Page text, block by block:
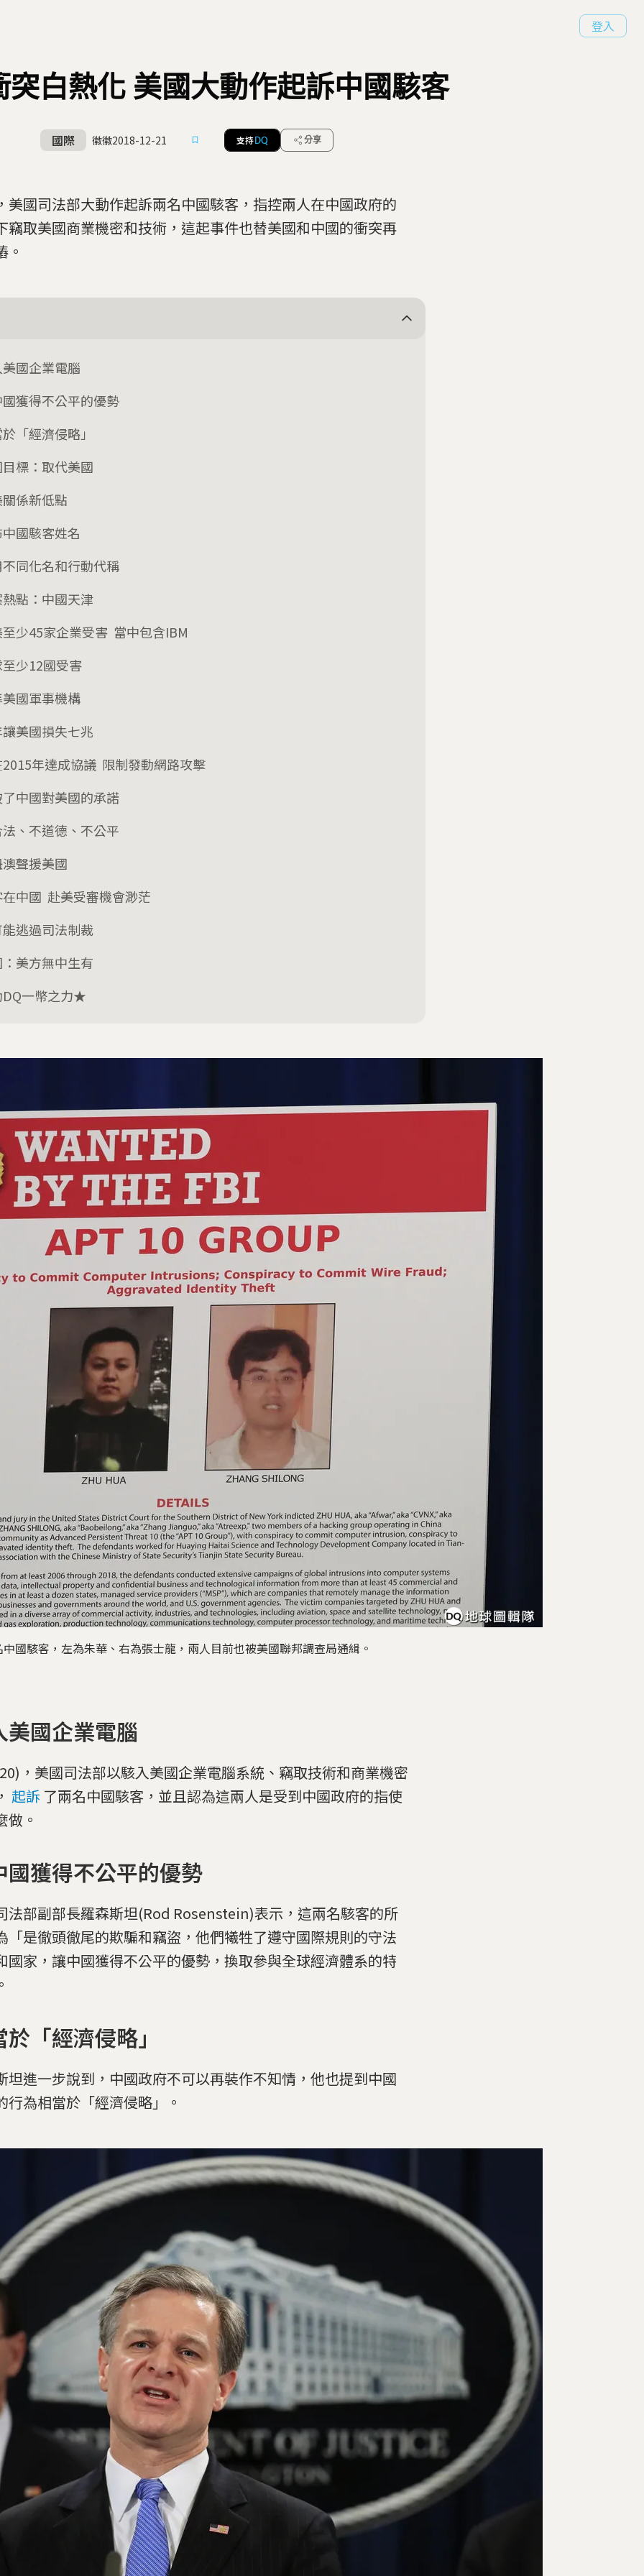
登入
突白熱化 美國大動作起訴中國駭客
國際 徽徽2018-12-21 支持 DQ 分享
美國司法部大動作起訴兩名中國駭客，指控兩人在中國政府的
竊取美國商業機密和技術，這起事件也替美國和中國的衝突再
。
國企業電腦
獲得不公平的優勢
「經濟侵略」
標：取代美國
係新低點
國駭客姓名
同化名和行動代稱
點：中國天津
少45家企業受害 當中包含IBM
少12國受害
國軍事機構
美國損失七兆
年達成協議 限制發動網路攻擊
中國對美國的承諾
、不道德、不公平
聲援美國
中國 赴美受審機會渺茫
逃過司法制裁
美方無中生有
一幣之力★
國駭客，左為朱華、右為張士龍，兩人目前也被美國聯邦調查局通緝。
美國企業電腦
，美國司法部以駭入美國企業電腦系統、竊取技術和商業機密
起訴 了兩名中國駭客，並且認為這兩人是受到中國政府的指使
做。
國獲得不公平的優勢
法部副部長羅森斯坦(Rod Rosenstein)表示，這兩名駭客的所
「是徹頭徹尾的欺騙和竊盜，他們犧牲了遵守國際規則的守法
國家，讓中國獲得不公平的優勢，換取參與全球經濟體系的特
「經濟侵略」
坦進一步說到，中國政府不可以再裝作不知情，他也提到中國
行為相當於「經濟侵略」。